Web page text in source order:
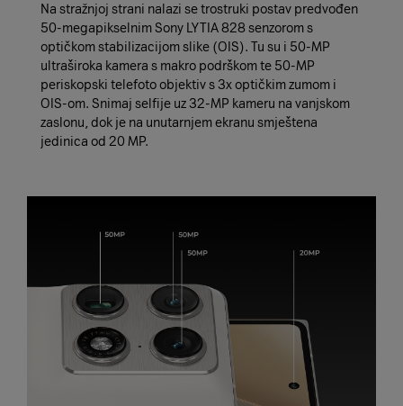
Na stražnjoj strani nalazi se trostruki postav predvođen
50-megapikselnim Sony LYTIA 828 senzorom s
optičkom stabilizacijom slike (OIS). Tu su i 50-MP
ultraširoka kamera s makro podrškom te 50-MP
periskopski telefoto objektiv s 3x optičkim zumom i
OIS-om. Snimaj selfije uz 32-MP kameru na vanjskom
zaslonu, dok je na unutarnjem ekranu smještena
jedinica od 20 MP.